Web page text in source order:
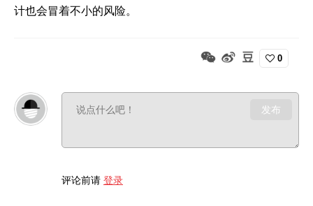
计也会冒着不小的风险。
0
发布
评论前请 登录